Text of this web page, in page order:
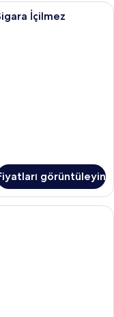
kasa, masa, güneşlik/
İçilmez
görüntüleyin
kasa, masa, güneşlik/